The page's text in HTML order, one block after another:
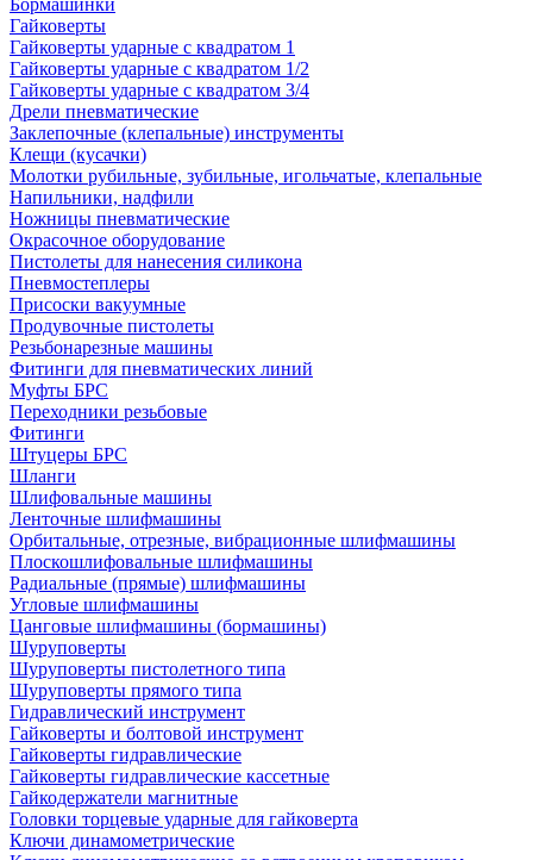
Бормашинки
Гайковерты
Гайковерты ударные с квадратом 1
Гайковерты ударные с квадратом 1/2
Гайковерты ударные с квадратом 3/4
Дрели пневматические
Заклепочные (клепальные) инструменты
Клещи (кусачки)
Молотки рубильные, зубильные, игольчатые, клепальные
Напильники, надфили
Ножницы пневматические
Окрасочное оборудование
Пистолеты для нанесения силикона
Пневмостеплеры
Присоски вакуумные
Продувочные пистолеты
Резьбонарезные машины
Фитинги для пневматических линий
Муфты БРС
Переходники резьбовые
Фитинги
Штуцеры БРС
Шланги
Шлифовальные машины
Ленточные шлифмашины
Орбитальные, отрезные, вибрационные шлифмашины
Плоскошлифовальные шлифмашины
Радиальные (прямые) шлифмашины
Угловые шлифмашины
Цанговые шлифмашины (бормашины)
Шуруповерты
Шуруповерты пистолетного типа
Шуруповерты прямого типа
Гидравлический инструмент
Гайковерты и болтовой инструмент
Гайковерты гидравлические
Гайковерты гидравлические кассетные
Гайкодержатели магнитные
Головки торцевые ударные для гайковерта
Ключи динамометрические